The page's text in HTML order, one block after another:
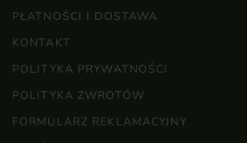
PŁATNOŚCI I DOSTAWA
KONTAKT
POLITYKA PRYWATNOŚCI
POLITYKA ZWROTÓW
FORMULARZ REKLAMACYJNY